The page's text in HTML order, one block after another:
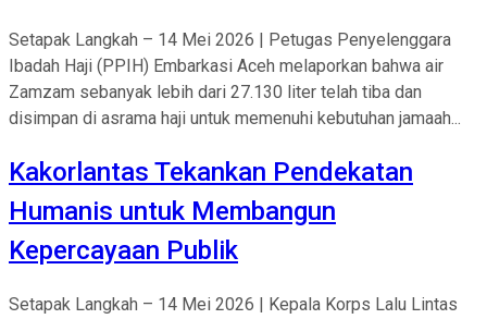
Setapak Langkah – 14 Mei 2026 | Petugas Penyelenggara
Ibadah Haji (PPIH) Embarkasi Aceh melaporkan bahwa air
Zamzam sebanyak lebih dari 27.130 liter telah tiba dan
disimpan di asrama haji untuk memenuhi kebutuhan jamaah...
Kakorlantas Tekankan Pendekatan
Humanis untuk Membangun
Kepercayaan Publik
Setapak Langkah – 14 Mei 2026 | Kepala Korps Lalu Lintas